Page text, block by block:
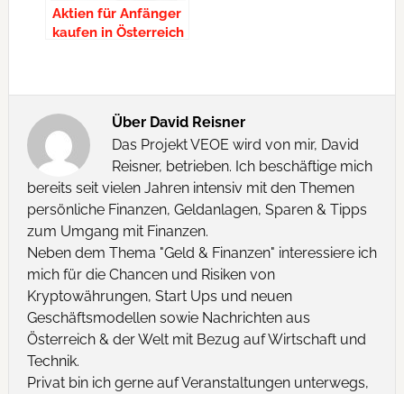
Aktien für Anfänger
kaufen in Österreich
Über David Reisner
Das Projekt VEOE wird von mir, David
Reisner, betrieben. Ich beschäftige mich
bereits seit vielen Jahren intensiv mit den Themen
persönliche Finanzen, Geldanlagen, Sparen & Tipps
zum Umgang mit Finanzen.
Neben dem Thema "Geld & Finanzen" interessiere ich
mich für die Chancen und Risiken von
Kryptowährungen, Start Ups und neuen
Geschäftsmodellen sowie Nachrichten aus
Österreich & der Welt mit Bezug auf Wirtschaft und
Technik.
Privat bin ich gerne auf Veranstaltungen unterwegs,